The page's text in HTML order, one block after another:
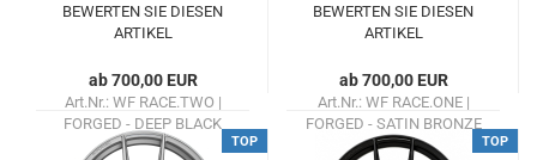
BEWERTEN SIE DIESEN
ARTIKEL
ab 700,00 EUR
Art.Nr.: WF RACE.TWO |
FORGED - DEEP BLACK
Lieferzeit:ca. 1 Woche
BEWERTEN SIE DIESEN
ARTIKEL
ab 700,00 EUR
Art.Nr.: WF RACE.ONE |
FORGED - SATIN BRONZE
Lieferzeit:ca. 1 Woche
TOP TOP